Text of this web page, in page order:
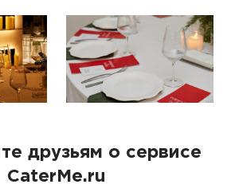
друзьям о сервисе
CaterMe.ru